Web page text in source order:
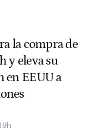
la compra de
y eleva su
en EEUU a